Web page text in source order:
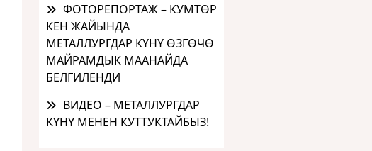
ФОТОРЕПОРТАЖ – КУМТӨР
КЕН ЖАЙЫНДА
МЕТАЛЛУРГДАР КҮНҮ ӨЗГӨЧӨ
МАЙРАМДЫК МААНАЙДА
БЕЛГИЛЕНДИ
ВИДЕО – МЕТАЛЛУРГДАР
КҮНҮ МЕНЕН КУТТУКТАЙБЫЗ!